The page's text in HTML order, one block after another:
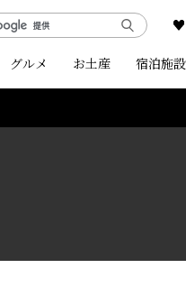
グルメ お土産 宿泊施設